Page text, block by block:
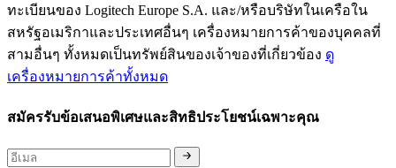
ทะเบียนของ Logitech Europe S.A. และ/หรือบริษัทในเครือใน
สหรัฐอเมริกาและประเทศอื่นๆ เครื่องหมายการค้าของบุคคลที่
สามอื่นๆ ทั้งหมดเป็นทรัพย์สินของเจ้าของที่เกี่ยวข้อง ดู
เครื่องหมายการค้าทั้งหมด
สมัครรับข้อเสนอพิเศษและสิทธิประโยชน์เฉพาะคุณ